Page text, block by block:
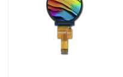
Circa noi